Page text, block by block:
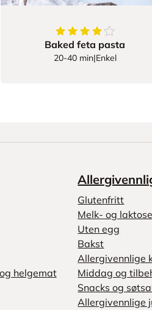
4.406392694063927
Baked feta pasta
20-40 min|Enkel
helgemat
Glutenfritt
Melk- og
Uten egg
Bakst
Allergivennlige
Middag og
Snacks og
Allergivennlige